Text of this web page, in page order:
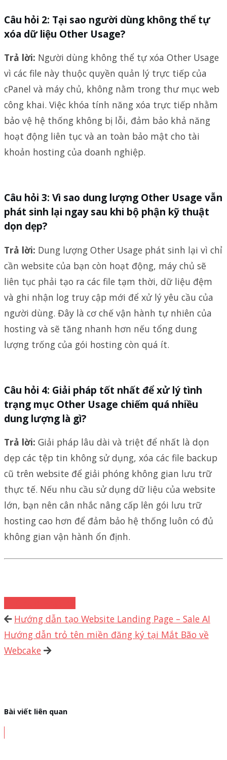
Câu hỏi 2: Tại sao người dùng không thể tự
xóa dữ liệu Other Usage?
Trả lời: Người dùng không thể tự xóa Other Usage
vì các file này thuộc quyền quản lý trực tiếp của
cPanel và máy chủ, không nằm trong thư mục web
công khai. Việc khóa tính năng xóa trực tiếp nhằm
bảo vệ hệ thống không bị lỗi, đảm bảo khả năng
hoạt động liên tục và an toàn bảo mật cho tài
khoản hosting của doanh nghiệp.
Câu hỏi 3: Vì sao dung lượng Other Usage vẫn
phát sinh lại ngay sau khi bộ phận kỹ thuật
dọn dẹp?
Trả lời: Dung lượng Other Usage phát sinh lại vì chỉ
cần website của bạn còn hoạt động, máy chủ sẽ
liên tục phải tạo ra các file tạm thời, dữ liệu đệm
và ghi nhận log truy cập mới để xử lý yêu cầu của
người dùng. Đây là cơ chế vận hành tự nhiên của
hosting và sẽ tăng nhanh hơn nếu tổng dung
lượng trống của gói hosting còn quá ít.
Câu hỏi 4: Giải pháp tốt nhất để xử lý tình
trạng mục Other Usage chiếm quá nhiều
dung lượng là gì?
Trả lời: Giải pháp lâu dài và triệt để nhất là dọn
dẹp các tệp tin không sử dụng, xóa các file backup
cũ trên website để giải phóng không gian lưu trữ
thực tế. Nếu nhu cầu sử dụng dữ liệu của website
lớn, bạn nên cân nhắc nâng cấp lên gói lưu trữ
hosting cao hơn để đảm bảo hệ thống luôn có đủ
không gian vận hành ổn định.
Hướng dẫn tạo Website Landing Page – Sale AI
Hướng dẫn trỏ tên miền đăng ký tại Mắt Bão về
Webcake
Bài viết liên quan